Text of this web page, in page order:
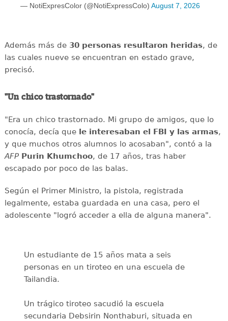
— NotiExpresColor (@NotiExpressColo) August 7, 2026
Además más de 30 personas resultaron heridas, de
las cuales nueve se encuentran en estado grave,
precisó.
"Un chico trastornado"
"Era un chico trastornado. Mi grupo de amigos, que lo
conocía, decía que le interesaban el FBI y las armas,
y que muchos otros alumnos lo acosaban", contó a la
AFP Purin Khumchoo, de 17 años, tras haber
escapado por poco de las balas.
Según el Primer Ministro, la pistola, registrada
legalmente, estaba guardada en una casa, pero el
adolescente "logró acceder a ella de alguna manera".
Un estudiante de 15 años mata a seis
personas en un tiroteo en una escuela de
Tailandia.
Un trágico tiroteo sacudió la escuela
secundaria Debsirin Nonthaburi, situada en